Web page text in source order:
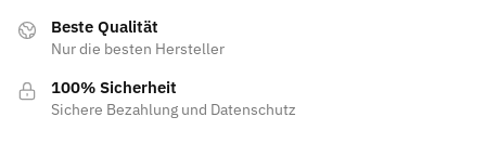
Beste Qualität
Nur die besten Hersteller
100% Sicherheit
Sichere Bezahlung und Datenschutz